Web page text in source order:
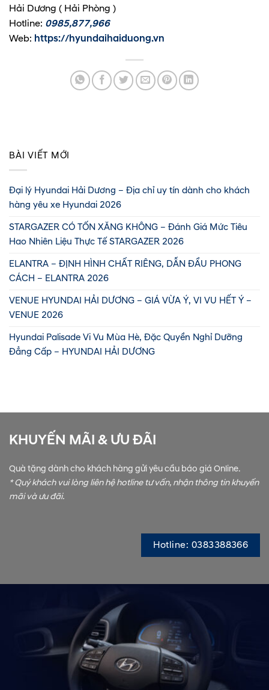
Hải Dương ( Hải Phòng )
Hotline: 0985,877,966
Web: https://hyundaihaiduong.vn
BÀI VIẾT MỚI
Đại lý Hyundai Hải Dương – Địa chỉ uy tín dành cho khách
hàng yêu xe Hyundai 2026
STARGAZER CÓ TỐN XĂNG KHÔNG – Đánh Giá Mức Tiêu
Hao Nhiên Liệu Thực Tế STARGAZER 2026
ELANTRA – ĐỊNH HÌNH CHẤT RIÊNG, DẪN ĐẦU PHONG
CÁCH – ELANTRA 2026
VENUE HYUNDAI HẢI DƯƠNG – GIÁ VỪA Ý, VI VU HẾT Ý –
VENUE 2026
Hyundai Palisade Vi Vu Mùa Hè, Đặc Quyền Nghỉ Dưỡng
Đẳng Cấp – HYUNDAI HẢI DƯƠNG
KHUYẾN MÃI & ƯU ĐÃI
Quà tặng dành cho khách hàng gửi yêu cầu báo giá Online.
* Quý khách vui lòng liên hệ hotline tư vấn, nhận thông tin khuyến
mãi và ưu đãi.
Hotline: 0383388366